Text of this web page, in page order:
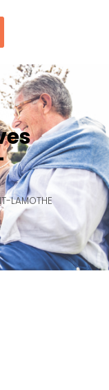
LAMOTHE